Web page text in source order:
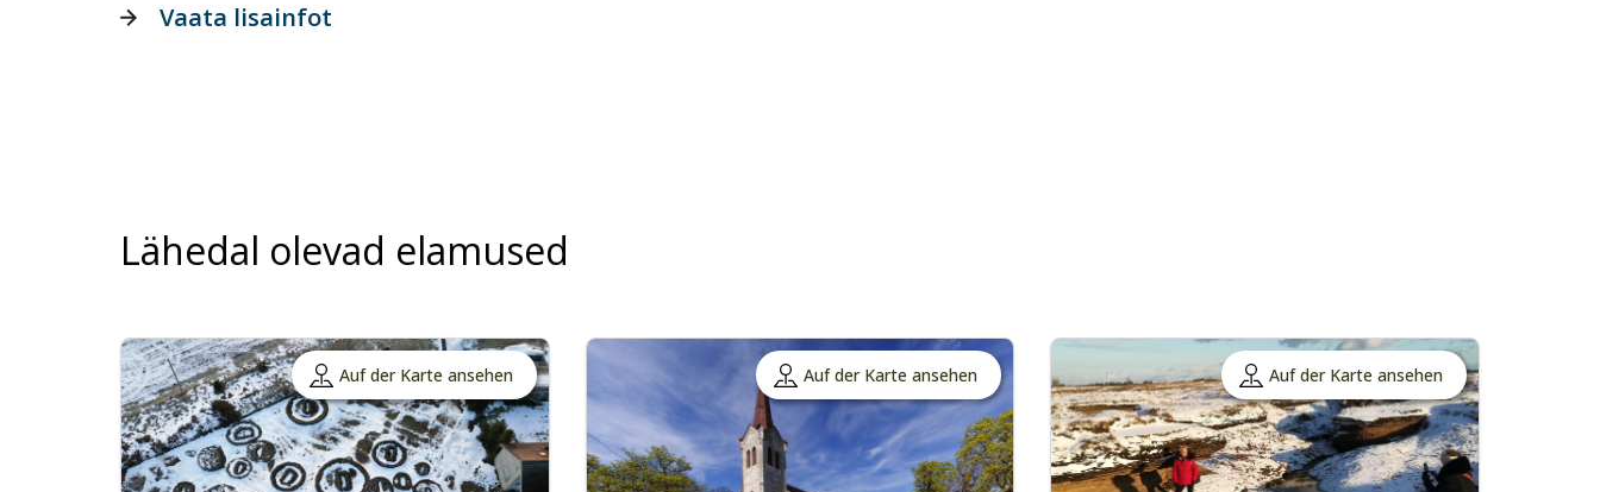
Vaata lisainfot
Lähedal olevad elamused
Auf der Karte ansehen Auf der Karte ansehen Auf der Karte ansehen